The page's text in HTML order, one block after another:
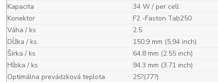
Kapacita
34 W / per cell
Konektor
F2 -Faston Tab250
Váha / ks
2.5
Dĺžka / ks
150.9 mm (5.94 inch)
Šírka / ks
64.8 mm (2.55 inch)
Hĺbka / ks
94.3 mm (3.71 inch)
Optimálna prevádzková teplota
25?(77?)